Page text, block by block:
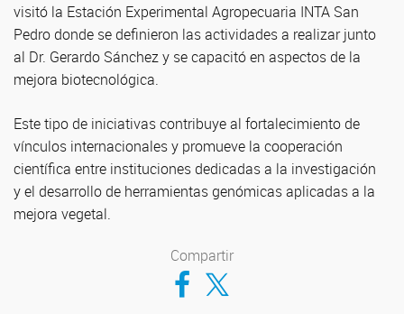
visitó la Estación Experimental Agropecuaria INTA San
Pedro donde se definieron las actividades a realizar junto
al Dr. Gerardo Sánchez y se capacitó en aspectos de la
mejora biotecnológica.
Este tipo de iniciativas contribuye al fortalecimiento de
vínculos internacionales y promueve la cooperación
científica entre instituciones dedicadas a la investigación
y el desarrollo de herramientas genómicas aplicadas a la
mejora vegetal.
Compartir
Compartir en Facebook
Compartir en Twitter